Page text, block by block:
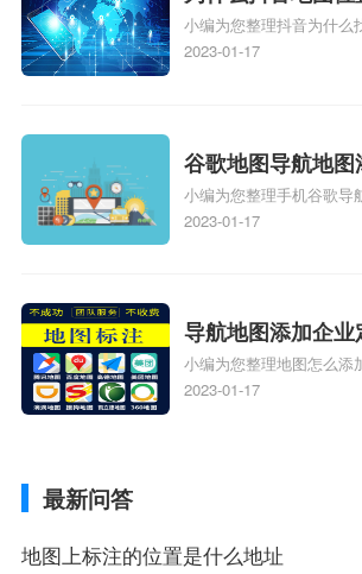
到了？抖音为什么
定位了？
小编为您整理抖音为什么
地图标注服务中心铺的位
服务中心位置、抖音突然
地图标注知识，详情可查
2023-01-17
谷歌地图导航地图
添加谷歌地图导航
小编为您整理手机谷歌导
人位置、如何在地图，谷
2023-01-17
导航地图添加企业
定位企业？
小编为您整理地图怎么添
地图标注服务中心铺名称
2023-01-17
最新问答
地图上标注的位置是什么地址